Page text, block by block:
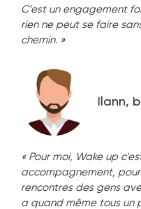
C’est un engagement
rien ne peut se faire
chemin. »
Ilann,
« Pour moi, Wake up
accompagnement,
rencontres des gens
a quand même tous un